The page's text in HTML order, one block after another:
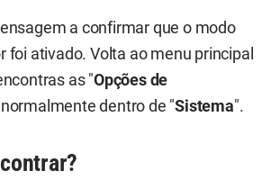
a confirmar que o modo
foi ativado. Volta ao menu principal
as "Opções de
dentro de "Sistema".